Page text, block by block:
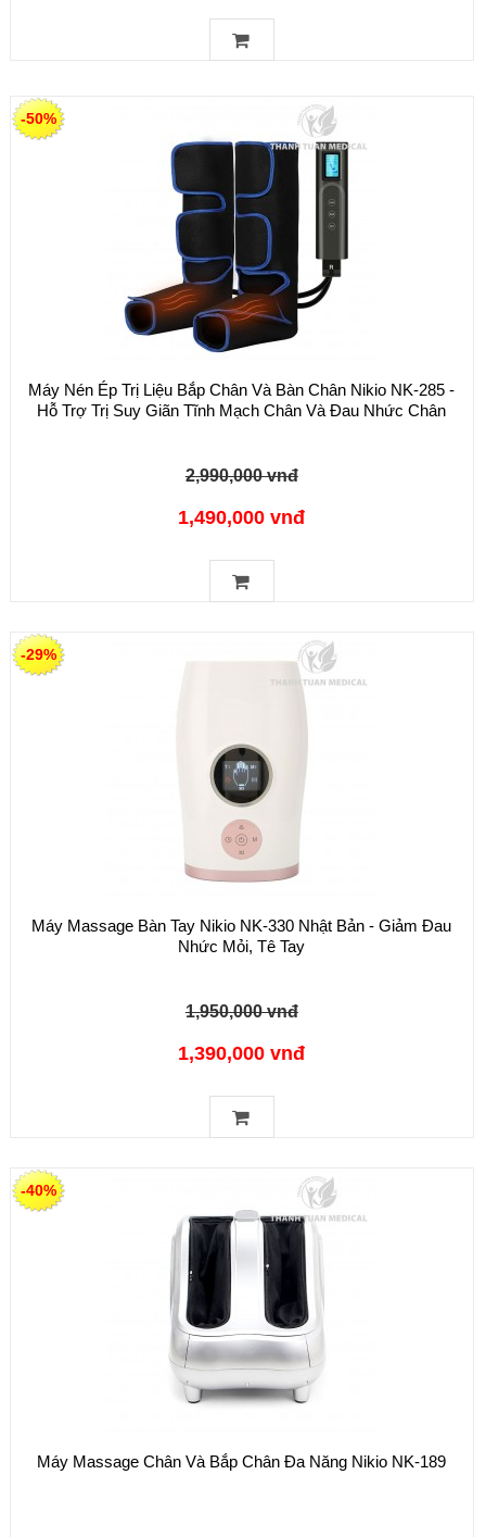
Máy Nén Ép Trị Liệu Bắp Chân Và Bàn Chân Nikio NK-285 -
Hỗ Trợ Trị Suy Giãn Tĩnh Mạch Chân Và Đau Nhức Chân
2,990,000 vnđ
1,490,000 vnđ
-50%
Máy Massage Bàn Tay Nikio NK-330 Nhật Bản - Giảm Đau
Nhức Mỏi, Tê Tay
1,950,000 vnđ
1,390,000 vnđ
-29%
Máy Massage Chân Và Bắp Chân Đa Năng Nikio NK-189
-40%